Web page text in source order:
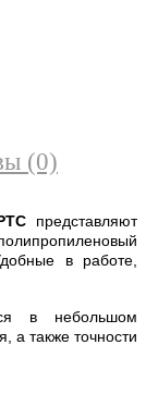
(0)
представляют
в работе,
в небольшом
а также точности